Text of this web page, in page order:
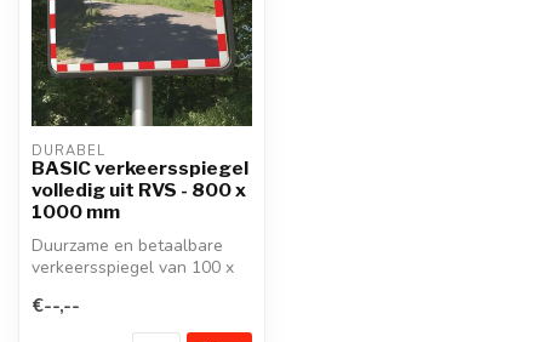
DURABEL
BASIC verkeersspiegel
volledig uit RVS - 800 x
1000 mm
Duurzame en betaalbare
verkeersspiegel van 100 x
spieg...
€--,--